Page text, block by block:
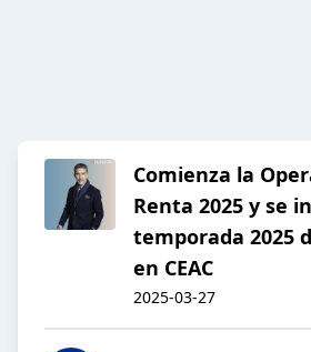
Comienza la
Renta 2025 y se
temporada 2025
en CEAC
2025-03-27